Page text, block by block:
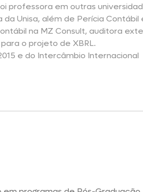
professora em outras
Unisa, além de Perícia Contábil
na MZ Consult, auditora
o projeto de XBRL.
e do Intercâmbio Internacional